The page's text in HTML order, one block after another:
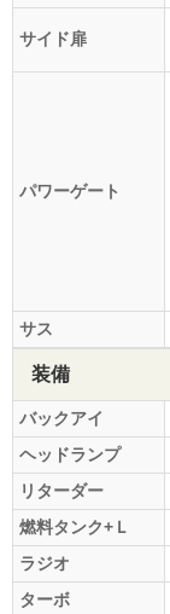
サイド扉
パワーゲート
サス
装備
バックアイ
ヘッドランプ
リターダー
燃料タンク+Ｌ
ラジオ
ターボ